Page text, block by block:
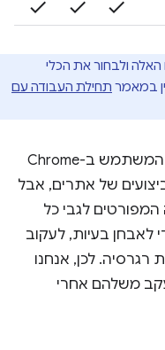
check
ולבחור את הכלי
תחילת העבודה עם
הנתונים שמוצגים בדוח לגבי חוויית המשתמש ב-Chrome
של אתרים, אבל
לגבי כל
בעיות, לעקוב
לכן, אנחנו
משלהם אחרי